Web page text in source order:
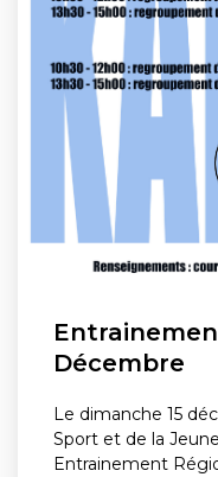
Décembre
Le dimanche 15
Sport et de la
Entrainement